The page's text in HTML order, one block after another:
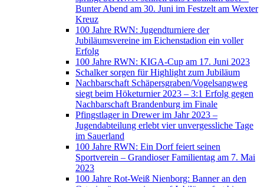
Bunter Abend am 30. Juni im Festzelt am Wexter
Kreuz
100 Jahre RWN: Jugendturniere der
Jubiläumsvereine im Eichenstadion ein voller
Erfolg
100 Jahre RWN: KIGA-Cup am 17. Juni 2023
Schalker sorgen für Highlight zum Jubiläum
Nachbarschaft Schäpersgraben/Vogelsangweg
siegt beim Höketurnier 2023 – 3:1 Erfolg gegen
Nachbarschaft Brandenburg im Finale
Pfingstlager in Drewer im Jahr 2023 –
Jugendabteilung erlebt vier unvergessliche Tage
im Sauerland
100 Jahre RWN: Ein Dorf feiert seinen
Sportverein – Grandioser Familientag am 7. Mai
2023
100 Jahre Rot-Weiß Nienborg: Banner an den